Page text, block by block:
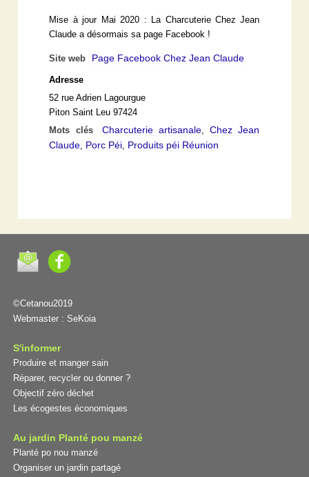
Mise à jour Mai 2020 : La Charcuterie Chez Jean
Claude a désormais sa page Facebook !
Site web Page Facebook Chez Jean Claude
Adresse
52 rue Adrien Lagourgue
Piton Saint Leu 97424
Mots clés
Charcuterie artisanale,Chez Jean
Claude, Porc Péi, Produits péi Réunion
©Cetanou2019
Webmaster : SeKoia
S'informer
Produire et manger sain
Réparer, recycler ou donner ?
Objectif zéro déchet
Les écogestes économiques
Au jardin Planté pou manzé
Planté po nou manzé
Organiser un jardin partagé